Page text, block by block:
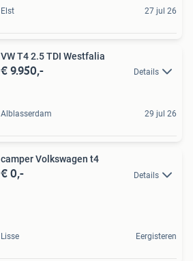
Elst 27 jul 26
VW T4 2.5 TDI Westfalia
€ 9.950,- Details
Alblasserdam 29 jul 26
camper Volkswagen t4
€ 0,- Details
Lisse Eergisteren